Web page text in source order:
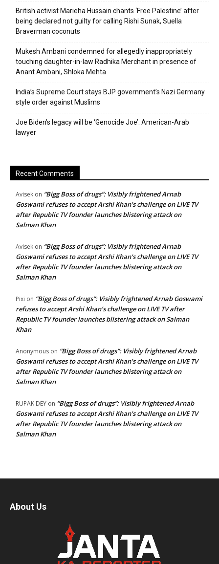
British activist Marieha Hussain chants ‘Free Palestine’ after
being declared not guilty for calling Rishi Sunak, Suella
Braverman coconuts
Mukesh Ambani condemned for allegedly inappropriately
touching daughter-in-law Radhika Merchant in presence of
Anant Ambani, Shloka Mehta
India’s Supreme Court stays BJP government’s Nazi Germany
style order against Muslims
Joe Biden’s legacy will be ‘Genocide Joe’: American-Arab
lawyer
Recent Comments
Avisek on “Bigg Boss of drugs”: Visibly frightened Arnab
Goswami refuses to accept Arshi Khan’s challenge on LIVE TV
after Republic TV founder launches blistering attack on
Salman Khan
Avisek on “Bigg Boss of drugs”: Visibly frightened Arnab
Goswami refuses to accept Arshi Khan’s challenge on LIVE TV
after Republic TV founder launches blistering attack on
Salman Khan
Pixi on “Bigg Boss of drugs”: Visibly frightened Arnab Goswami
refuses to accept Arshi Khan’s challenge on LIVE TV after
Republic TV founder launches blistering attack on Salman
Khan
Anonymous on “Bigg Boss of drugs”: Visibly frightened Arnab
Goswami refuses to accept Arshi Khan’s challenge on LIVE TV
after Republic TV founder launches blistering attack on
Salman Khan
RUPAK DEY on “Bigg Boss of drugs”: Visibly frightened Arnab
Goswami refuses to accept Arshi Khan’s challenge on LIVE TV
after Republic TV founder launches blistering attack on
Salman Khan
About Us